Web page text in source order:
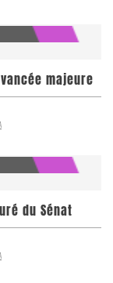
majeure
du Sénat